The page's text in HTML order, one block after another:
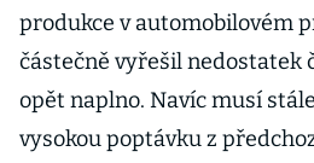
produkce v automobilovém
částečně vyřešil nedostatek
opět naplno. Navíc musí
vysokou poptávku z